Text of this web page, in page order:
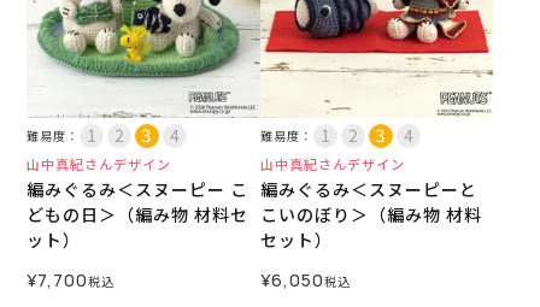
難易度：
山中真紀さんデザイン
編みぐるみ＜スヌーピー こ
どもの日＞（編み物 材料セ
ット）
¥7,700税込
難易度：
山中真紀さんデザイン
編みぐるみ＜スヌーピーと
こいのぼり＞（編み物 材料
セット）
¥6,050税込